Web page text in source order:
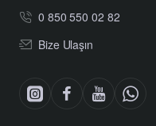
0 850 550 02 82
Bize Ulaşın